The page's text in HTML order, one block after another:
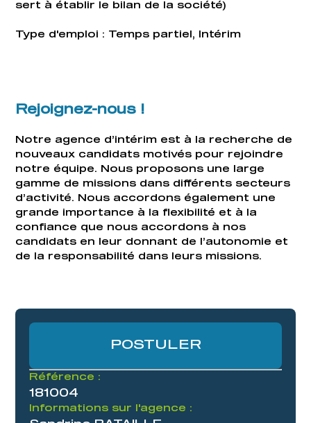
sert à établir le bilan de la société)
Type d'emploi : Temps partiel, Intérim
Rejoignez-nous !
Notre agence d’intérim est à la recherche de
nouveaux candidats motivés pour rejoindre
notre équipe. Nous proposons une large
gamme de missions dans différents secteurs
d’activité. Nous accordons également une
grande importance à la flexibilité et à la
confiance que nous accordons à nos
candidats en leur donnant de l’autonomie et
de la responsabilité dans leurs missions.
POSTULER
Référence :
181004
Informations sur l'agence :